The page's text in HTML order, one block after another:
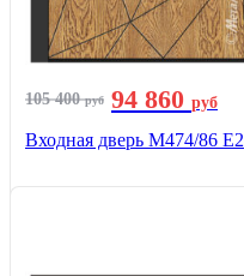
105 400руб 94 860 руб
Входная дверь М474/86 Е2